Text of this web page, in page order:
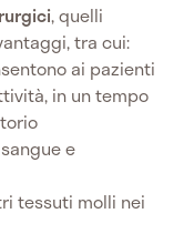
, quelli
tra cui:
ai pazienti
in un tempo
e
tessuti molli nei